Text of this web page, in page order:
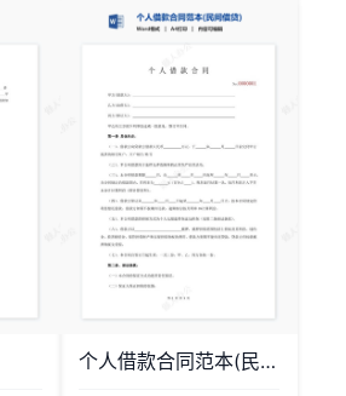
个人借款合同范本(民间借贷)